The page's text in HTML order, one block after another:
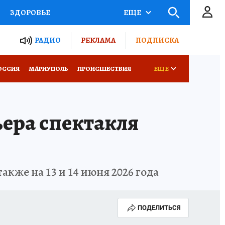
ЗДОРОВЬЕ
РОССИИ
ЕЩЕ
РАДИО РЕКЛАМА ПОДПИСКА
МАРИУПОЛЬ ПРОИСШЕСТВИЯ ЕЩЕ
спектакля
на 13 и 14 июня 2026 года
ПОДЕЛИТЬСЯ